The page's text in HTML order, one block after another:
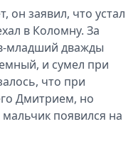
он заявил, что устал
в Коломну. За
младший дважды
и сумел при
что при
Дмитрием, но
появился на